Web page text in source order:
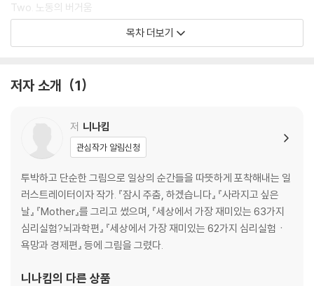
Two. 노동의 버거움
+ 장면 속으로 +
공중분해 / 질풍 노동의 시기 / 나는 지금 어디쯤? / 황금알을 낳는 거위 /
+ 장면 속으로 +
그게 아닌데 / 가랑비가 더 무서운 이유 / YES 멍청이 / 발가벗은 기분 / 무
표정 / 꼬였네 꼬였어 / 스팀다리미 / 선 긋기 / 마음의 키 / 마음 주치의 /
둥글게 둥글게
Four. 사랑 그 X
+ 장면 속으로 +
머뭇거리다 / 썸의 경과 / 미움의 늪 / 저울질 / 진짜 인연 / 이런 사람 생겼
락이 / 한숨 모아 풍선 / 그네
목차 더보기
저자 소개 1
저 니나킴
관심작가 알림신청
투박하고 단순한 그림으로 일상의 순간들을 따뜻하게 포착해내는 일
러스트레이터이자 작가. 『잠시 주춤, 하겠습니다』 『사라지고 싶은
날』 『Mother』를 그리고 썼으며, 『세상에서 가장 재미있는 63가지
심리실험?뇌과학편』 『세상에서 가장 재미있는 62가지 심리실험ㆍ
욕망과 경제편』 등에 그림을 그렸다.
니나킴의 다른 상품